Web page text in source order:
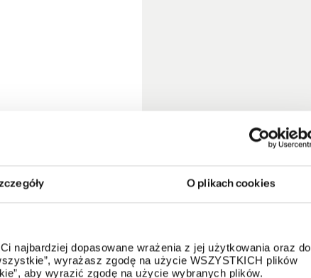
O plikach cookies
najbardziej dopasowane wrażenia z jej użytkowania oraz do
wyrażasz zgodę na użycie WSZYSTKICH plików
aby wyrazić zgodę na użycie wybranych plików.